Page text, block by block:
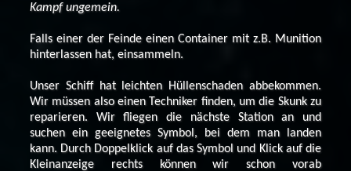
Kampf ungemein.
Falls einer der Feinde einen Container mit z.B. Munition
hinterlassen hat, einsammeln.
Unser Schiff hat leichten Hüllenschaden abbekommen.
Wir müssen also einen Techniker finden, um die Skunk zu
reparieren. Wir fliegen die nächste Station an und
suchen ein geeignetes Symbol, bei dem man landen
kann. Durch Doppelklick auf das Symbol und Klick auf die
Kleinanzeige rechts können wir schon vorab